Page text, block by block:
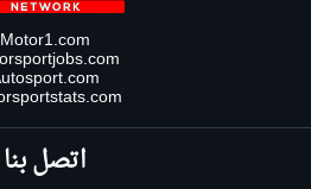
Motor1.com
اتصل بنا